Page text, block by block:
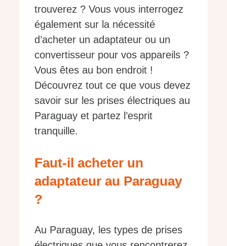
trouverez ? Vous vous interrogez
également sur la nécessité
d’acheter un adaptateur ou un
convertisseur pour vos appareils ?
Vous êtes au bon endroit !
Découvrez tout ce que vous devez
savoir sur les prises électriques au
Paraguay et partez l’esprit
tranquille.
Faut-il acheter un
adaptateur au Paraguay
?
Au Paraguay, les types de prises